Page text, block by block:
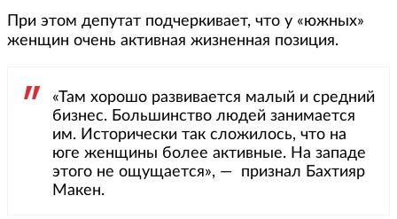
При этом депутат подчеркивает, что у «южных»
женщин очень активная жизненная позиция.
«Там хорошо развивается малый и средний
бизнес. Большинство людей занимается
им. Исторически так сложилось, что на
юге женщины более активные. На западе
этого не ощущается», — признал Бахтияр
Макен.